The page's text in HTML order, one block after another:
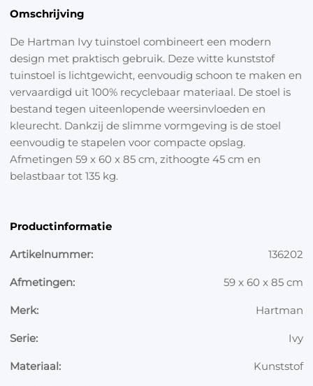
Omschrijving
De Hartman Ivy tuinstoel combineert een modern
design met praktisch gebruik. Deze witte kunststof
tuinstoel is lichtgewicht, eenvoudig schoon te maken en
vervaardigd uit 100% recyclebaar materiaal. De stoel is
bestand tegen uiteenlopende weersinvloeden en
kleurecht. Dankzij de slimme vormgeving is de stoel
eenvoudig te stapelen voor compacte opslag.
Afmetingen 59 x 60 x 85 cm, zithoogte 45 cm en
belastbaar tot 135 kg.
Productinformatie
Artikelnummer: 136202
Afmetingen: 59 x 60 x 85 cm
Merk: Hartman
Serie: Ivy
Materiaal: Kunststof